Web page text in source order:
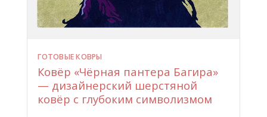
ГОТОВЫЕ КОВРЫ
Ковёр «Чёрная пантера Багира»
— дизайнерский шерстяной
ковёр с глубоким символизмом